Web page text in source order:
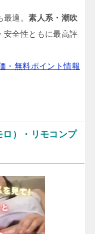
最適。素人系・潮吹
安全性ともに最高評
・無料ポイント情報
）・リモコンプ